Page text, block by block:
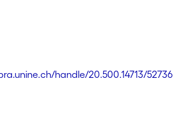
handle/20.500.14713/52736